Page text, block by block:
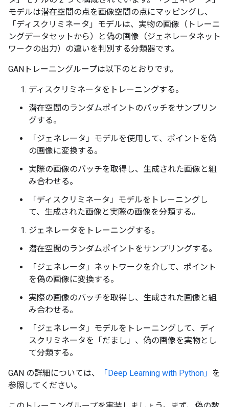
モデルは潜在空間の点を画像空間の点にマッピングし、
「ディスクリミネータ」モデルは、実物の画像（トレーニ
ングデータセットから）と偽の画像（ジェネレータネット
ワークの出力）の違いを判別する分類器です。
GANトレーニングループは以下のとおりです。
ディスクリミネータをトレーニングする。
潜在空間のランダムポイントのバッチをサンプリン
グする。
「ジェネレータ」モデルを使用して、ポイントを偽
の画像に変換する。
実際の画像のバッチを取得し、生成された画像と組
み合わせる。
「ディスクリミネータ」モデルをトレーニングし
て、生成された画像と実際の画像を分類する。
ジェネレータをトレーニングする。
潜在空間のランダムポイントをサンプリングする。
「ジェネレータ」ネットワークを介して、ポイント
を偽の画像に変換する。
実際の画像のバッチを取得し、生成された画像と組
み合わせる。
「ジェネレータ」モデルをトレーニングして、ディ
スクリミネータを「だまし」、偽の画像を実物とし
て分類する。
GAN の詳細については、 「Deep Learning with Python」 を
参照してください。